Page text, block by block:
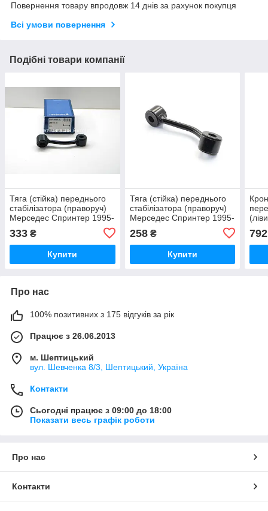
Повернення товару впродовж 14 днів за рахунок покупця
Всі умови повернення
Подібні товари компанії
Тяга (стійка) переднього
стабілізатора (праворуч)
Мерседес Спринтер 1995-
(Німеччина) 2580101
333 ₴
Купити
Тяга (стійка) переднього
стабілізатора (праворуч)
Мерседес Спринтер 1995-
2006 т колодок гальмівних
передніх
258₴
Купити
RW
792
Про нас
100% позитивних з 175 відгуків за рік
Працює з 26.06.2013
м. Шептицький
вул. Шевченка 8/3, Шептицький, Україна
Контакти
Сьогодні працює з 09:00 до 18:00
Показати весь графік роботи
Про нас
Контакти